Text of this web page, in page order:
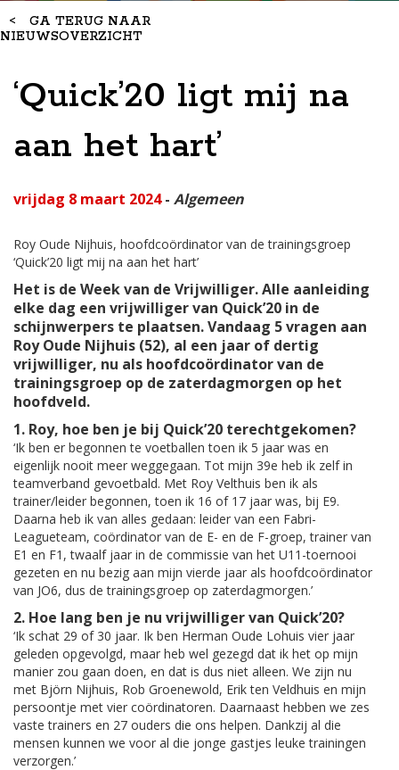
< GA TERUG NAAR
NIEUWSOVERZICHT
‘Quick’20 ligt mij na
aan het hart’
vrijdag 8 maart 2024- Algemeen
Roy Oude Nijhuis, hoofdcoördinator van de trainingsgroep
‘Quick’20 ligt mij na aan het hart’
Het is de Week van de Vrijwilliger. Alle aanleiding
elke dag een vrijwilliger van Quick’20 in de
schijnwerpers te plaatsen. Vandaag 5 vragen aan
Roy Oude Nijhuis (52), al een jaar of dertig
vrijwilliger, nu als hoofdcoördinator van de
trainingsgroep op de zaterdagmorgen op het
hoofdveld.
1. Roy, hoe ben je bij Quick’20 terechtgekomen?
‘Ik ben er begonnen te voetballen toen ik 5 jaar was en
eigenlijk nooit meer weggegaan. Tot mijn 39e heb ik zelf in
teamverband gevoetbald. Met Roy Velthuis ben ik als
trainer/leider begonnen, toen ik 16 of 17 jaar was, bij E9.
Daarna heb ik van alles gedaan: leider van een Fabri-
Leagueteam, coördinator van de E- en de F-groep, trainer van
E1 en F1, twaalf jaar in de commissie van het U11-toernooi
gezeten en nu bezig aan mijn vierde jaar als hoofdcoördinator
van JO6, dus de trainingsgroep op zaterdagmorgen.’
2. Hoe lang ben je nu vrijwilliger van Quick’20?
‘Ik schat 29 of 30 jaar. Ik ben Herman Oude Lohuis vier jaar
geleden opgevolgd, maar heb wel gezegd dat ik het op mijn
manier zou gaan doen, en dat is dus niet alleen. We zijn nu
met Björn Nijhuis, Rob Groenewold, Erik ten Veldhuis en mijn
persoontje met vier coördinatoren. Daarnaast hebben we zes
vaste trainers en 27 ouders die ons helpen. Dankzij al die
mensen kunnen we voor al die jonge gastjes leuke trainingen
verzorgen.’